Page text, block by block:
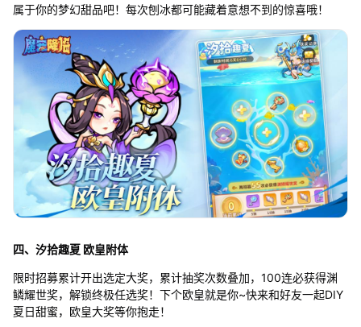
属于你的梦幻甜品吧！每次刨冰都可能藏着意想不到的惊喜哦！
四、汐拾趣夏 欧皇附体
限时招募累计开出选定大奖，累计抽奖次数叠加，100连必获得渊
鳞耀世奖，解锁终极任选奖！下个欧皇就是你~快来和好友一起DIY
夏日甜蜜，欧皇大奖等你抱走！